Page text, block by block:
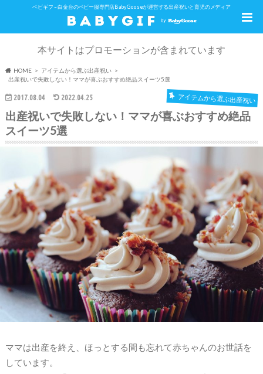
ベビギフ – 白金台のベビー服専門店BabyGooseが運営する出産祝いと育児のメディア
本サイトはプロモーションが含まれています
HOME
アイテムから選ぶ出産祝い
出産祝いで失敗しない！ママが喜ぶおすすめ絶品スイーツ5選
2017.08.04 2022.04.25 アイテムから選ぶ出産祝い
出産祝いで失敗しない！ママが喜ぶおすすめ絶品
スイーツ5選
ママは出産を終え、ほっとする間も忘れて赤ちゃんのお世話を
しています。